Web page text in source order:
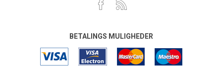
BETALINGS MULIGHEDER